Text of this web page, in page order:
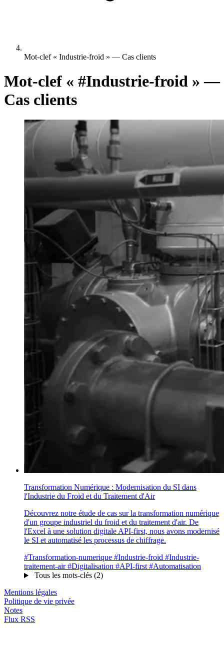
Mot-clef « Industrie-froid » — Cas clients
Mot-clef « #Industrie-froid » —
Cas clients
Transformation Numérique : Modernisation du SI dans
l'Industrie du Froid et du Traitement d'Air
Découvrez notre étude de cas sur la transformation numérique
d'un groupe industriel du froid et du traitement d'air. De
l'Excel à une solution digitale API-first, nous avons modernisé
le SI et automatisé les processus de chiffrage.
#Transformation-numerique #Industrie-froid #Industrie-
traitement-air #Digitalisation #API-first #Automatisation
Tous les mots-clés (2)
Mentions légales
Politique de vie privée
Notes
Flux RSS